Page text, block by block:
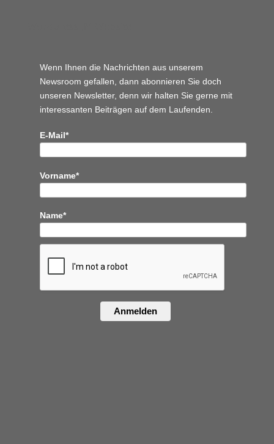
Wenn Ihnen die Nachrichten aus unserem
Newsroom gefallen, dann abonnieren Sie doch
unseren Newsletter, denn wir halten Sie gerne mit
interessanten Beiträgen auf dem Laufenden.
E-Mail*
Vorname*
Name*
Anmelden